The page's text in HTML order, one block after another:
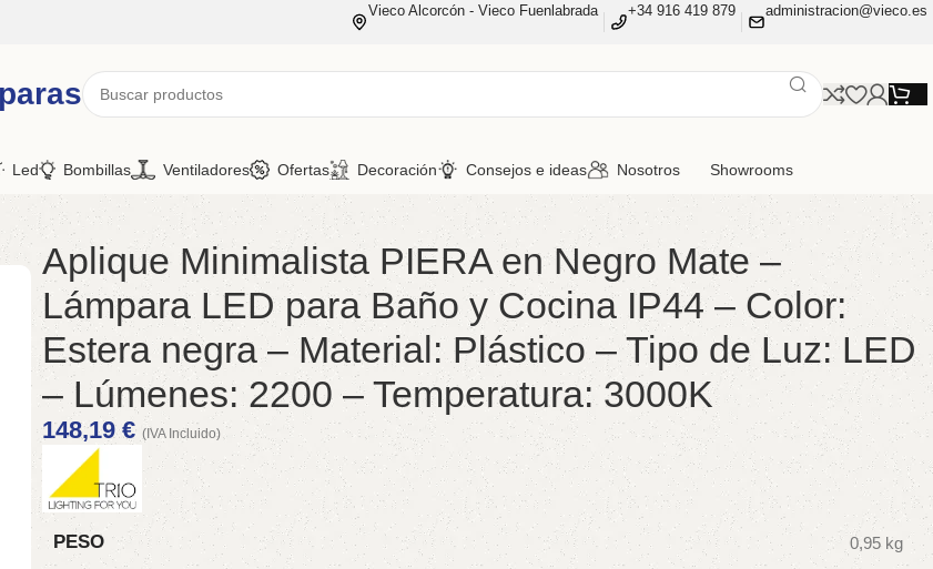
Vieco Alcorcón - Vieco Fuenlabrada +34 916 419 879 administracion@vieco.es
Led Bombillas Ventiladores Ofertas Decoración Consejos e ideas Nosotros Showrooms
Aplique Minimalista PIERA en Negro Mate –
Lámpara LED para Baño y Cocina IP44 – Color:
Estera negra – Material: Plástico – Tipo de Luz: LED
– Lúmenes: 2200 – Temperatura: 3000K
148,19€ (IVA Incluido)
PESO 0,95 kg